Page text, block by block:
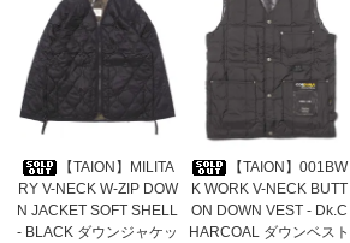
【TAION】MILITA
RY V-NECK W-ZIP DOW
N JACKET SOFT SHELL
- BLACK ダウンジャケッ
【TAION】001BW
K WORK V-NECK BUTT
ON DOWN VEST - Dk.C
HARCOAL ダウンベスト